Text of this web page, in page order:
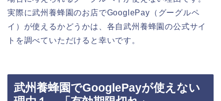
実際に武州養蜂園のお店でGooglePay（グーグルペ
イ）が使えるかどうかは、各自武州養蜂園の公式サイ
トを調べていただけると幸いです。
武州養蜂園でGooglePayが使えない